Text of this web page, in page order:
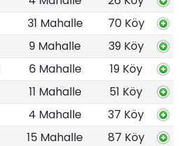
31 Mahalle
70 Köy
9 Mahalle
39 Köy
6 Mahalle
19 Köy
11 Mahalle
51 Köy
4 Mahalle
37 Köy
15 Mahalle
87 Köy